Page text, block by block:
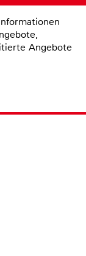
Angebote